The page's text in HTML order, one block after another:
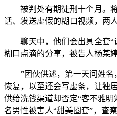
被判处有期徒刑十个月。将
话、发送虚假的糊口视频，两
聊天中，他们会出具全套“证
糊口点滴的分享，被告人杨某
”团伙供述，第一天问姓名，
恢复，以至还会写虚条，让独
供给洗钱渠道却否定“客不雅
名男性被害人“甜美圈套”，查